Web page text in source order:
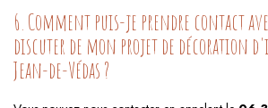
6. Comment puis-je prendre contact
discuter de mon projet de décoration
Jean-de-Védas ?